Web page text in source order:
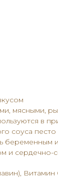
мясными,
в
соуса песто
беременным
и сердечно-
Витамин